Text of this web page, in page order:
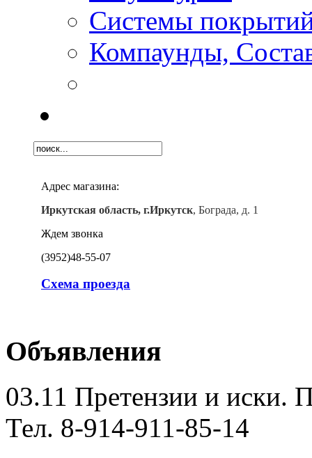
Системы
Компаунды,
Адрес магазина:
Иркутская область, г.Иркутск, Бограда, д. 1
Ждем звонка
(3952)48-55-07
Схема проезда
Объявления
03.11 Претензии и иски.
Тел. 8-914-911-85-14